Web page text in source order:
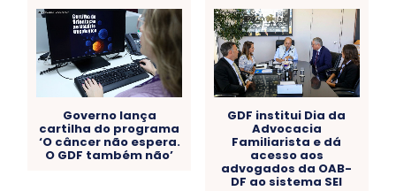
Governo lança
cartilha do programa
‘O câncer não espera.
O GDF também não’
GDF institui Dia da
Advocacia
Familiarista e dá
acesso aos
advogados da OAB-
DF ao sistema SEI